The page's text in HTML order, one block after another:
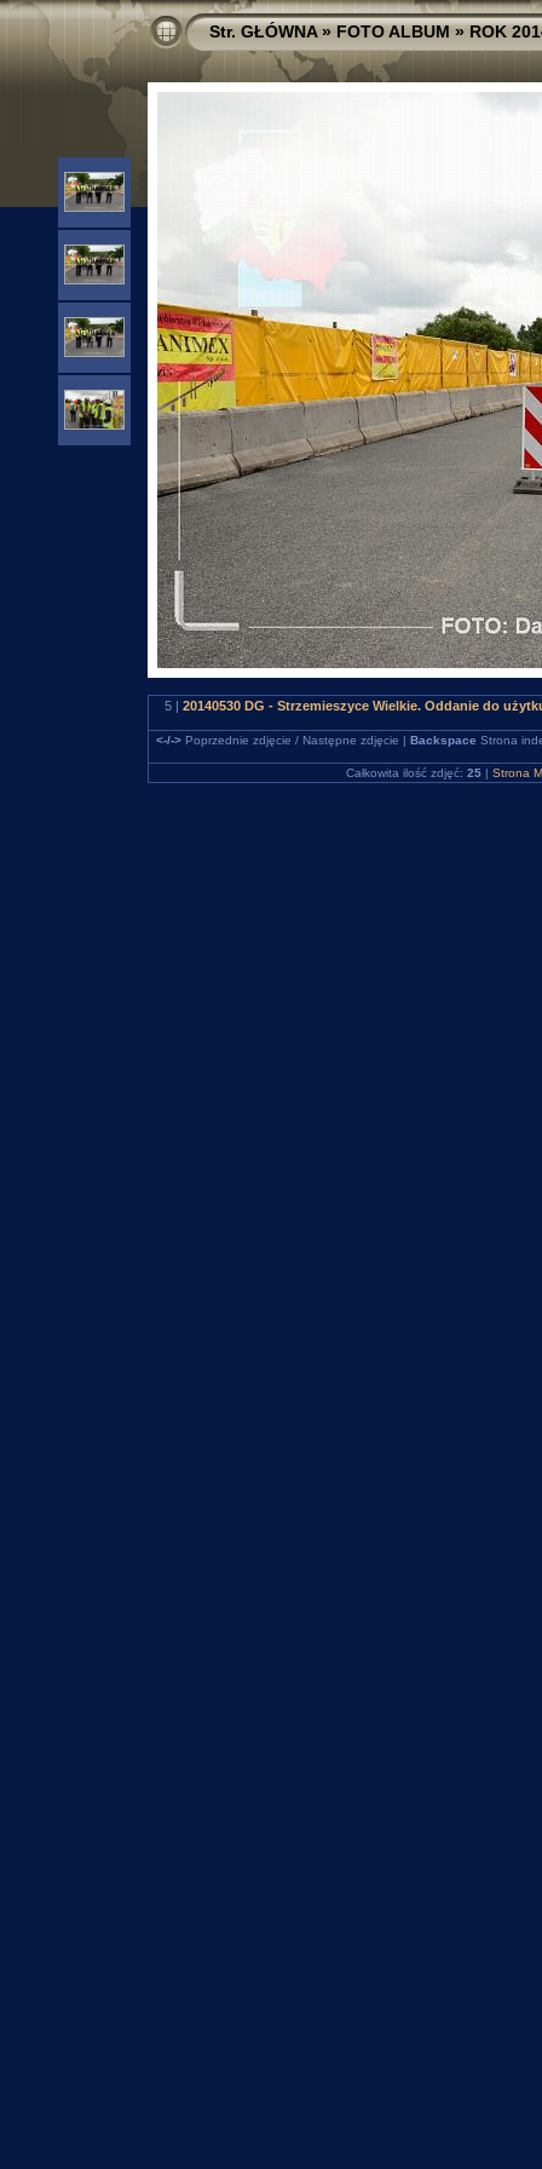
Str. GŁÓWNA»FOTO ALBUM»ROK
5 | 20140530 DG - Strzemieszyce Wielkie. Oddanie do
<-/->Poprzednie zdjęcie / Następne zdjęcie | Backspace Strona
Całkowita ilość zdjęć: 25 | Strona